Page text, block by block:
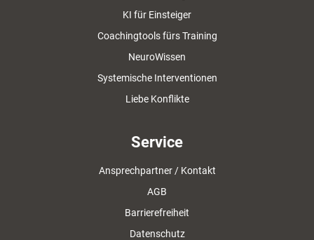
KI für Einsteiger
Coachingtools fürs Training
NeuroWissen
Systemische Interventionen
Liebe Konflikte
Service
Ansprechpartner / Kontakt
AGB
Barrierefreiheit
Datenschutz